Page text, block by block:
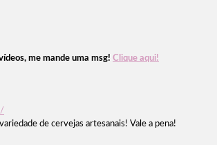
me mande uma msg! Clique aqui!
de cervejas artesanais! Vale a pena!